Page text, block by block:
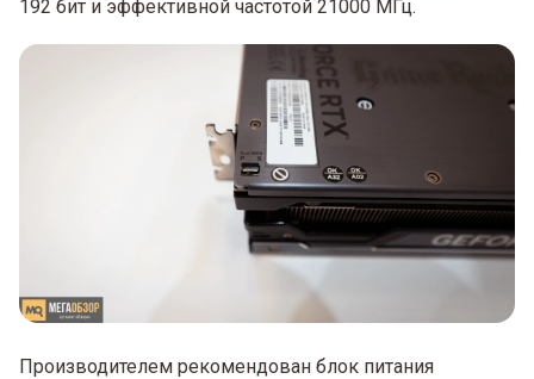
192 бит и эффективной частотой 21000 МГц.
Производителем рекомендован блок питания